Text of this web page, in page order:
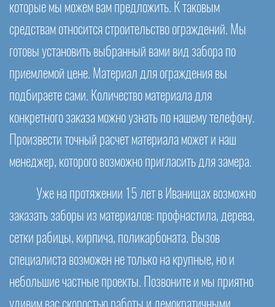
которые мы можем вам предложить. К таковым
средствам относится строительство ограждений. Мы
готовы установить выбранный вами вид забора по
приемлемой цене. Материал для ограждения вы
подбираете сами. Количество материала для
конкретного заказа можно узнать по нашему телефону.
Произвести точный расчет материала может и наш
менеджер, которого возможно пригласить для замера.
Уже на протяжении 15 лет в Иванищах возможно
заказать заборы из материалов: профнастила, дерева,
сетки рабицы, кирпича, поликарбоната. Вызов
специалиста возможен не только на крупные, но и
небольшие частные проекты. Позвоните и мы приятно